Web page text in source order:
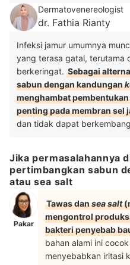
Dermatovenereologist
dr. Fathia Rianty
Infeksi jamur umumnya
yang terasa gatal, terutama
berkeringat. Sebagai
sabun dengan kandungan
menghambat
penting pada membran sel
dan tidak dapat
Jika permasalahannya
pertimbangkan sabun
atau sea salt
Pakar
Tawas danseasalt
mengontrol
bakteri penyebab
bahan alami ini
menyebabkan iritasi